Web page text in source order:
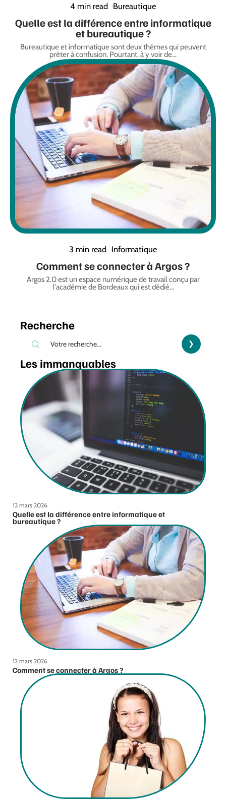
4 min read Bureautique
Quelle est la différence entre informatique
et bureautique ?
Bureautique et informatique sont deux thèmes qui peuvent
prêter à confusion. Pourtant, à y voir de…
3 min read Informatique
Comment se connecter à Argos ?
Argos 2.0 est un espace numérique de travail conçu par
l'académie de Bordeaux qui est dédié…
Recherche
Les immanquables
12 mars 2026
Quelle est la différence entre informatique et
bureautique ?
12 mars 2026
Comment se connecter à Argos ?